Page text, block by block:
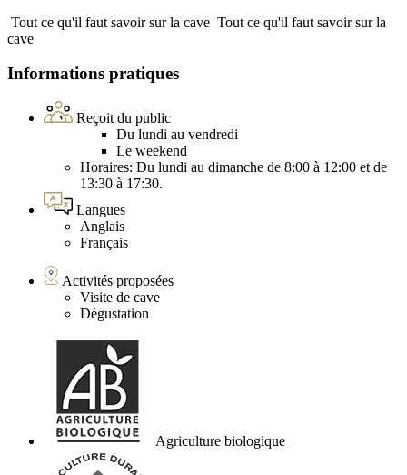
Tout ce qu'il faut savoir sur la cave Tout ce qu'il faut savoir sur la
cave
Informations pratiques
Reçoit du public
Du lundi au vendredi
Le weekend
Horaires: Du lundi au dimanche de 8:00 à 12:00 et de
13:30 à 17:30.
Langues
Anglais
Français
Activités proposées
Visite de cave
Dégustation
Agriculture biologique